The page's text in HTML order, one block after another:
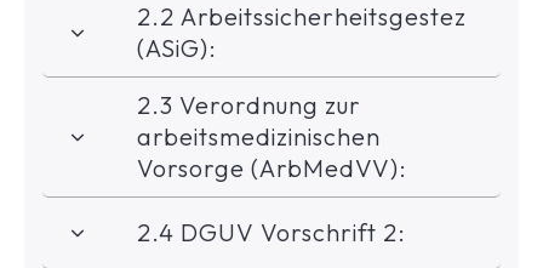
2.2 Arbeitssicherheitsgestez
(ASiG):
2.3 Verordnung zur
arbeitsmedizinischen
Vorsorge (ArbMedVV):
2.4 DGUV Vorschrift 2: